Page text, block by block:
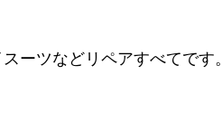
ーツなどリペアすべてです。